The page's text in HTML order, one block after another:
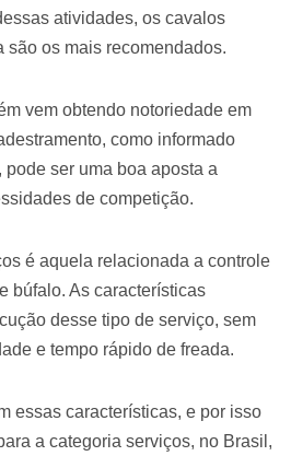
atividades, os cavalos
são os mais recomendados.
vem obtendo notoriedade em
como informado
ser uma boa aposta a
de competição.
é aquela relacionada a controle
e búfalo. As características
desse tipo de serviço, sem
e tempo rápido de freada.
essas características, e por isso
a categoria serviços, no Brasil,